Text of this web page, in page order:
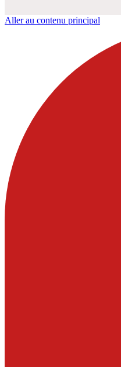
Aller au contenu principal